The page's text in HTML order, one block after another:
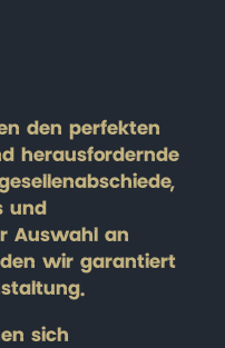
den perfekten
herausfordernde
und
Auswahl an
wir garantiert
sich